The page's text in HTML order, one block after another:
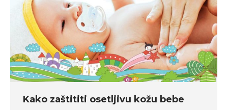
Kako zaštititi osetljivu kožu bebe